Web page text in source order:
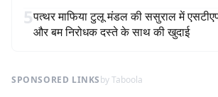
5पत्थर माफिया टुलू मंडल की ससुराल में
और बम निरोधक दस्ते के साथ की खुदाई
SPONSORED LINKSby Taboola